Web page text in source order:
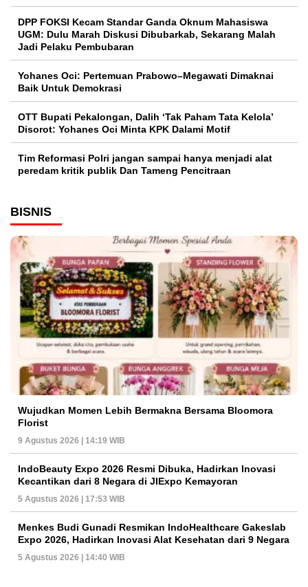
DPP FOKSI Kecam Standar Ganda Oknum Mahasiswa
UGM: Dulu Marah Diskusi Dibubarkab, Sekarang Malah
Jadi Pelaku Pembubaran
Yohanes Oci: Pertemuan Prabowo–Megawati Dimaknai
Baik Untuk Demokrasi
OTT Bupati Pekalongan, Dalih ‘Tak Paham Tata Kelola’
Disorot: Yohanes Oci Minta KPK Dalami Motif
Tim Reformasi Polri jangan sampai hanya menjadi alat
peredam kritik publik Dan Tameng Pencitraan
BISNIS
Wujudkan Momen Lebih Bermakna Bersama Bloomora
Florist
9 Agustus 2026 | 14:19 WIB
IndoBeauty Expo 2026 Resmi Dibuka, Hadirkan Inovasi
Kecantikan dari 8 Negara di JIExpo Kemayoran
5 Agustus 2026 | 17:53 WIB
Menkes Budi Gunadi Resmikan IndoHealthcare Gakeslab
Expo 2026, Hadirkan Inovasi Alat Kesehatan dari 9 Negara
5 Agustus 2026 | 14:40 WIB